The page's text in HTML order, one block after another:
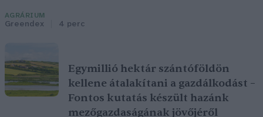
AGRÁRIUM
Greendex 4 perc
Egymillió hektár szántóföldön
kellene átalakítani a gazdálkodást –
Fontos kutatás készült hazánk
mezőgazdaságának jövőjéről